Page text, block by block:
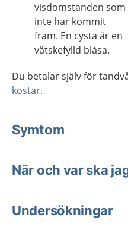
visdomstanden som
inte har kommit
fram. En cysta är en
vätskefylld blåsa.
Du betalar själv för
kostar.
Symtom
När och var ska
Undersökningar